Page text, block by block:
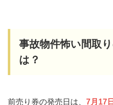
事故物件怖い間取
は？
前売り券の発売日は、7月17